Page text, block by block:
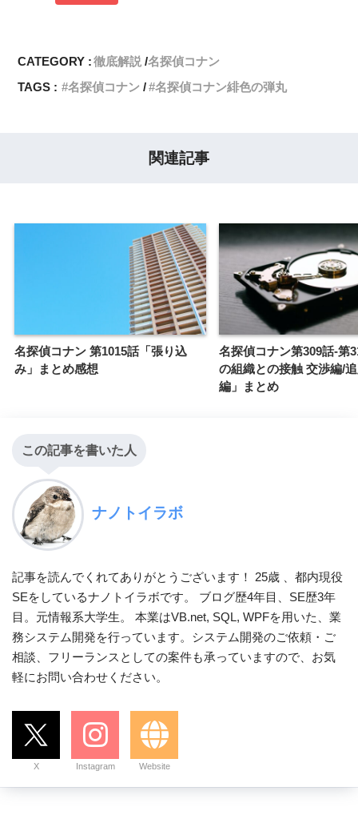
CATEGORY :徹底解説 名探偵コナン
TAGS :
名探偵コナン 名探偵コナン緋色の弾丸
関連記事
名探偵コナン 第1015話「張り込
み」まとめ感想
名探偵コナン第309話-第
の組織との接触 交渉編/
編」まとめ
この記事を書いた人
ナノトイラボ
記事を読んでくれてありがとうございます！ 25歳 、都内現役
SEをしているナノトイラボです。 ブログ歴4年目、SE歴3年
目。元情報系大学生。 本業はVB.net, SQL, WPFを用いた、業
務システム開発を行っています。システム開発のご依頼・ご
相談、フリーランスとしての案件も承っていますので、お気
軽にお問い合わせください。
X Instagram Website